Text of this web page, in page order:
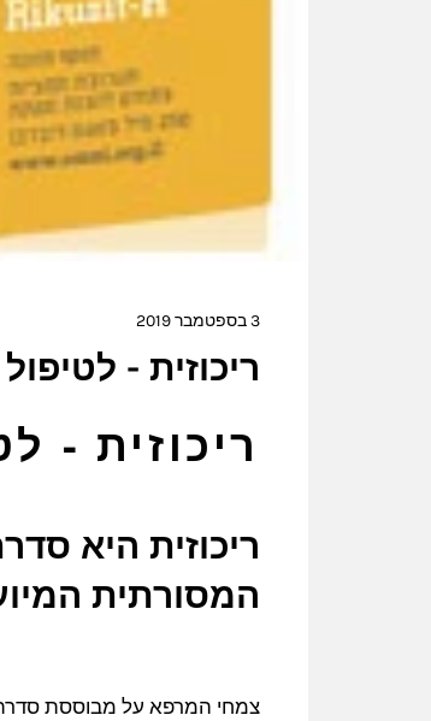
3 בספטמבר 2019
ריכוזית -
ריכוזית -
ריכוזית היא
המסורתית
צמחי המרפא על מבוססת סדרת